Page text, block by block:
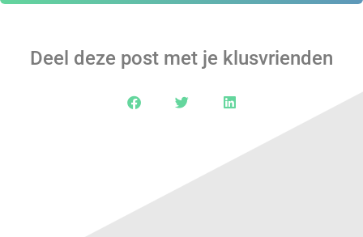
Deel deze post met je klusvrienden